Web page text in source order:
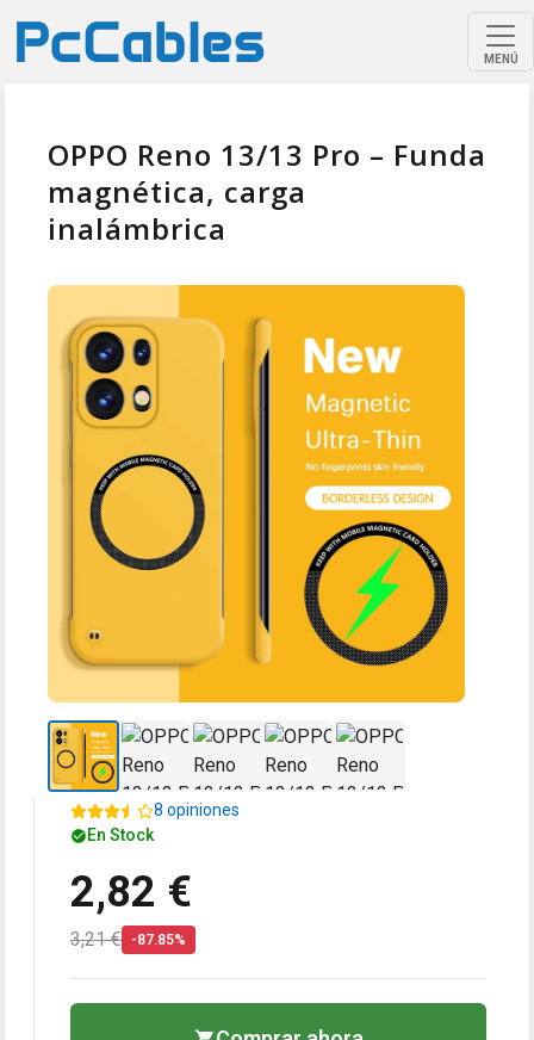
MENÚ
OPPO Reno 13/13 Pro – Funda
magnética, carga
inalámbrica
8 opiniones
En Stock
2,82 €
3,21 € -87.85%